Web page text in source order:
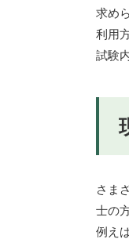
求め
利用
試験
さま
士の
例え